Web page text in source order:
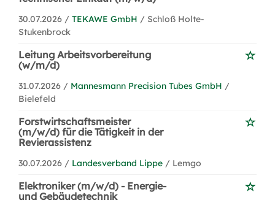
30.07.2026 / TEKAWE GmbH / Schloß Holte-
Stukenbrock
Leitung Arbeitsvorbereitung
(w/m/d)
31.07.2026 / Mannesmann Precision Tubes GmbH /
Bielefeld
Forstwirtschaftsmeister
(m/w/d) für die Tätigkeit in der
Revierassistenz
30.07.2026 / Landesverband Lippe / Lemgo
Elektroniker (m/w/d) - Energie-
und Gebäudetechnik